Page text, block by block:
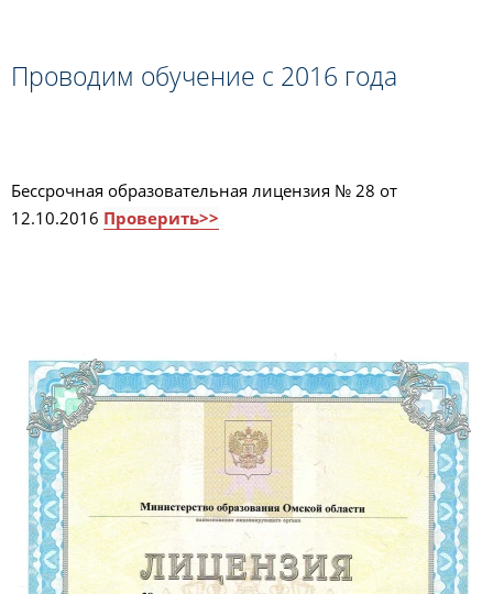
Проводим обучение с 2016 года
Бессрочная образовательная лицензия № 28 от
12.10.2016 Проверить>>